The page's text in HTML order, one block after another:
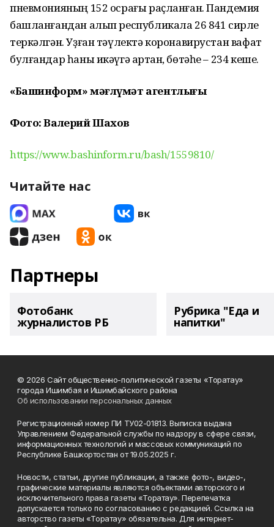
пневмонияның 152 осрағы раҫланған. Пандемия
башланғандан алып республикала 26 841 сирле
теркәлгән. Уҙған тәүлектә коронавирустан вафат
булғандар һаны икәүгә артҡан, бөтәһе – 234 кеше.
«Башинформ» мәғлүмәт агентлығы
Фото: Валерий Шахов
https://www.bashinform.ru/bash/1559810/
Читайте нас
Партнеры
Фотобанк
журналистов РБ
Рубрика "Еда и
напитки"
© 2026 Сайт общественно-политической газеты «Торатау»
города Ишимбая и Ишимбайского района
Об использовании персональных данных
Регистрационный номер ПИ ТУ02-01813. Выписка выдана
Управлением Федеральной службы по надзору в сфере связи,
информационных технологий и массовых коммуникаций по
Республике Башкортостан от 19.05.2025 г.
Новости, статьи, другие публикации, а также фото-, видео-,
графические материалы являются объектами авторского и
исключительного права газеты «Торатау». Перепечатка
допускается только по согласованию с редакцией. Ссылка на
авторство газеты «Торатау» обязательна. Для интернет-